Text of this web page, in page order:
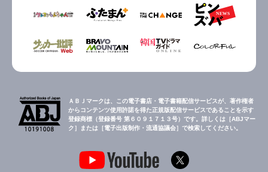
ＡＢＪマークは、この電子書店・電子書籍配信サービスが、著作権者
からコンテンツ使用許諾を得た正規版配信サービスであることを示す
登録商標（登録番号 第６０９１７１３号）です。詳しくは［ABJマー
ク］または［電子出版制作・流通協議会］で検索してください。